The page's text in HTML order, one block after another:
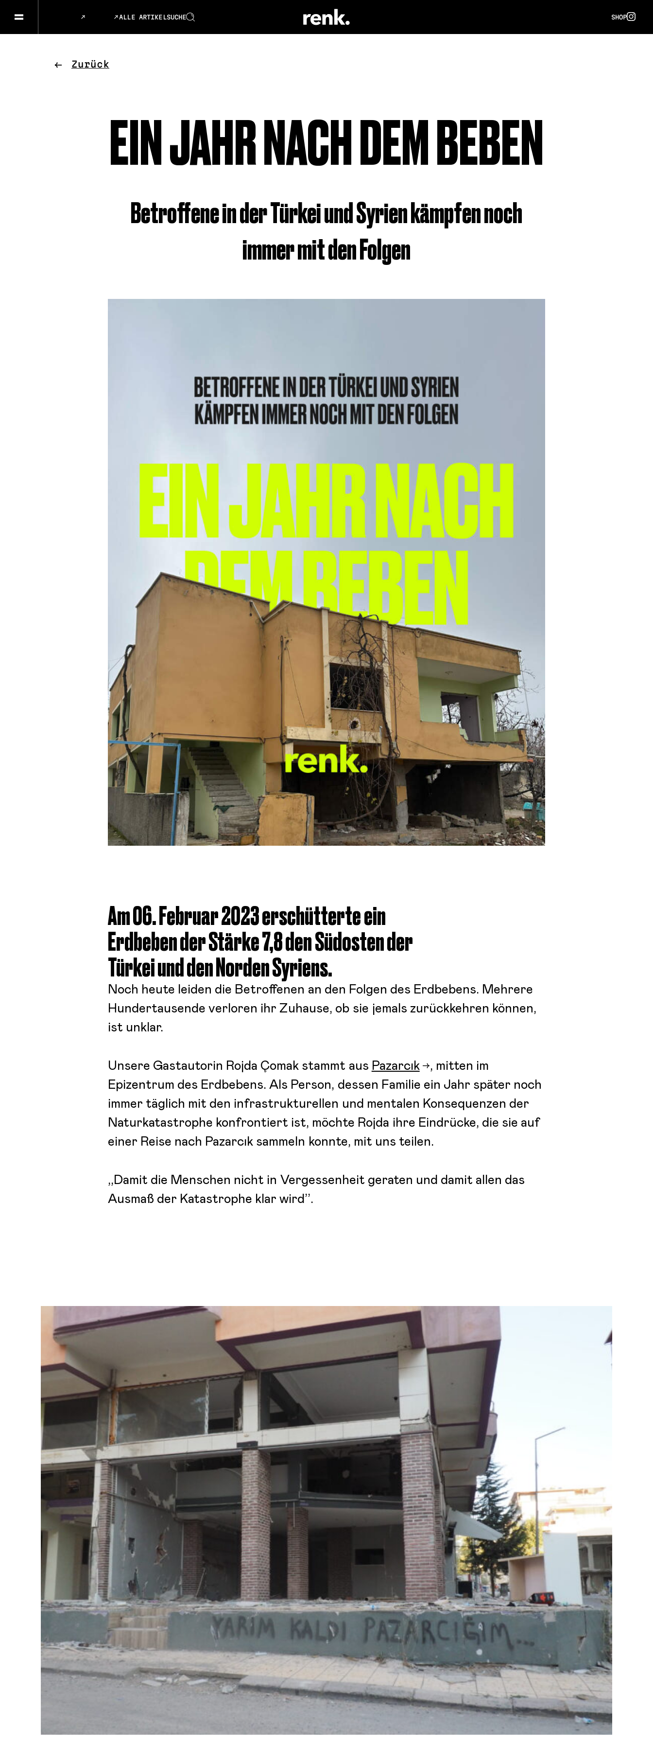
ALLE ARTIKELSUCHE SHOP
MUSIK & TANZ
Zurück
EIN JAHR NACH DEM BEBEN
Betroffene in der Türkei und Syrien kämpfen noch
immer mit den Folgen
Am 06. Februar 2023 erschütterte ein
Erdbeben der Stärke 7,8 den Südosten der
Türkei und den Norden Syriens.
Noch heute leiden die Betroffenen an den Folgen des Erdbebens. Mehrere
Hundertausende verloren ihr Zuhause, ob sie jemals zurückkehren können,
ist unklar.
Unsere Gastautorin Rojda Çomak stammt aus Pazarcık
, mitten im
Epizentrum des Erdbebens. Als Person, dessen Familie ein Jahr später noch
immer täglich mit den infrastrukturellen und mentalen Konsequenzen der
Naturkatastrophe konfrontiert ist, möchte Rojda ihre Eindrücke, die sie auf
einer Reise nach Pazarcık sammeln konnte, mit uns teilen.
,,Damit die Menschen nicht in Vergessenheit geraten und damit allen das
Ausmaß der Katastrophe klar wird’’.